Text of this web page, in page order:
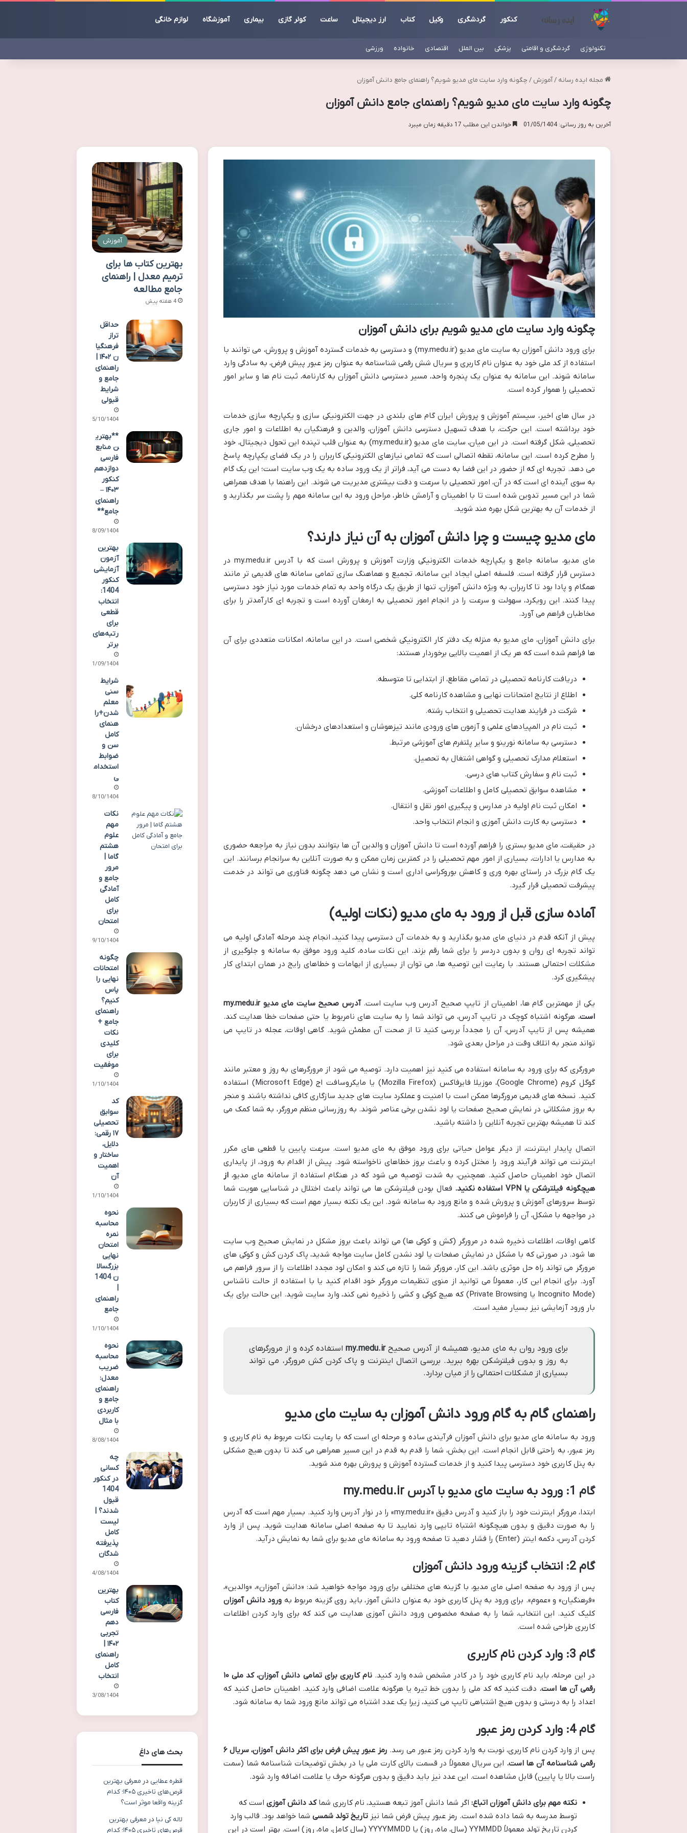
کنکور گردشگری وکیل کتاب ارز دیجیتال ساعت کولر گازی بیماری آموزشگاه لوازم خانگی
تکنولوژی گردشگری و اقامتی پزشکی بین الملل اقتصادی خانواده ورزشی
مجله ایده رسانه / آموزش / چگونه وارد سایت مای مدیو شویم؟ راهنمای جامع دانش آموزان
چگونه وارد سایت مای مدیو شویم؟ راهنمای جامع دانش آموزان
آخرین به روز رسانی: 01/05/1404 خواندن این مطلب 17 دقیقه زمان میبرد
چگونه وارد سایت مای مدیو شویم برای دانش آموزان
برای ورود دانش آموزان به سایت مای مدیو (my.medu.ir) و دسترسی به خدمات گسترده آموزش و پرورش، می توانند با
استفاده از کد ملی خود به عنوان نام کاربری و سریال شش رقمی شناسنامه به عنوان رمز عبور پیش فرض، به سادگی وارد
سامانه شوند. این سامانه به عنوان یک پنجره واحد، مسیر دسترسی دانش آموزان به کارنامه، ثبت نام ها و سایر امور
تحصیلی را هموار کرده است.
در سال های اخیر، سیستم آموزش و پرورش ایران گام های بلندی در جهت الکترونیکی سازی و یکپارچه سازی خدمات
خود برداشته است. این حرکت، با هدف تسهیل دسترسی دانش آموزان، والدین و فرهنگیان به اطلاعات و امور جاری
تحصیلی، شکل گرفته است. در این میان، سایت مای مدیو (my.medu.ir) به عنوان قلب تپنده این تحول دیجیتال، خود
را مطرح کرده است. این سامانه، نقطه اتصالی است که تمامی نیازهای الکترونیکی کاربران را در یک فضای یکپارچه پاسخ
می دهد. تجربه ای که از حضور در این فضا به دست می آید، فراتر از یک ورود ساده به یک وب سایت است؛ این یک گام
به سوی آینده ای است که در آن، امور تحصیلی با سرعت و دقت بیشتری مدیریت می شوند. این راهنما با هدف همراهی
شما در این مسیر تدوین شده است تا با اطمینان و آرامش خاطر، مراحل ورود به این سامانه مهم را پشت سر بگذارید و
از خدمات آن به بهترین شکل بهره مند شوید.
مای مدیو چیست و چرا دانش آموزان به آن نیاز دارند؟
مای مدیو، سامانه جامع و یکپارچه خدمات الکترونیکی وزارت آموزش و پرورش است که با آدرس my.medu.ir در
دسترس قرار گرفته است. فلسفه اصلی ایجاد این سامانه، تجمیع و هماهنگ سازی تمامی سامانه های قدیمی تر مانند
همگام و پادا بود تا کاربران، به ویژه دانش آموزان، تنها از طریق یک درگاه واحد به تمام خدمات مورد نیاز خود دسترسی
پیدا کنند. این رویکرد، سهولت و سرعت را در انجام امور تحصیلی به ارمغان آورده است و تجربه ای کارآمدتر را برای
مخاطبان فراهم می آورد.
برای دانش آموزان، مای مدیو به منزله یک دفتر کار الکترونیکی شخصی است. در این سامانه، امکانات متعددی برای آن
ها فراهم شده است که هر یک از اهمیت بالایی برخوردار هستند:
دریافت کارنامه تحصیلی در تمامی مقاطع، از ابتدایی تا متوسطه.
اطلاع از نتایج امتحانات نهایی و مشاهده کارنامه کلی.
شرکت در فرایند هدایت تحصیلی و انتخاب رشته.
ثبت نام در المپیادهای علمی و آزمون های ورودی مانند تیزهوشان و استعدادهای درخشان.
دسترسی به سامانه نورینو و سایر پلتفرم های آموزشی مرتبط.
استعلام مدارک تحصیلی و گواهی اشتغال به تحصیل.
ثبت نام و سفارش کتاب های درسی.
مشاهده سوابق تحصیلی کامل و اطلاعات آموزشی.
امکان ثبت نام اولیه در مدارس و پیگیری امور نقل و انتقال.
دسترسی به کارت دانش آموزی و انجام انتخاب واحد.
در حقیقت، مای مدیو بستری را فراهم آورده است تا دانش آموزان و والدین آن ها بتوانند بدون نیاز به مراجعه حضوری
به مدارس یا ادارات، بسیاری از امور مهم تحصیلی را در کمترین زمان ممکن و به صورت آنلاین به سرانجام برسانند. این
یک گام بزرگ در راستای بهره وری و کاهش بوروکراسی اداری است و نشان می دهد چگونه فناوری می تواند در خدمت
پیشرفت تحصیلی قرار گیرد.
آماده سازی قبل از ورود به مای مدیو (نکات اولیه)
پیش از آنکه قدم در دنیای مای مدیو بگذارید و به خدمات آن دسترسی پیدا کنید، انجام چند مرحله آمادگی اولیه می
تواند تجربه ای روان و بدون دردسر را برای شما رقم بزند. این نکات ساده، کلید ورود موفق به سامانه و جلوگیری از
مشکلات احتمالی هستند. با رعایت این توصیه ها، می توان از بسیاری از ابهامات و خطاهای رایج در همان ابتدای کار
پیشگیری کرد.
یکی از مهمترین گام ها، اطمینان از تایپ صحیح آدرس وب سایت است.
آدرس صحیح سایت مای مدیو my.medu.ir
است. هرگونه اشتباه کوچک در تایپ آدرس، می تواند شما را به سایت های نامربوط یا حتی صفحات خطا هدایت کند.
همیشه پس از تایپ آدرس، آن را مجدداً بررسی کنید تا از صحت آن مطمئن شوید. گاهی اوقات، عجله در تایپ می
تواند منجر به اتلاف وقت در مراحل بعدی شود.
مرورگری که برای ورود به سامانه استفاده می کنید نیز اهمیت دارد. توصیه می شود از مرورگرهای به روز و معتبر مانند
گوگل کروم (Google Chrome)، موزیلا فایرفاکس (Mozilla Firefox) یا مایکروسافت اج (Microsoft Edge) استفاده
کنید. نسخه های قدیمی مرورگرها ممکن است با امنیت و عملکرد سایت های جدید سازگاری کافی نداشته باشند و منجر
به بروز مشکلاتی در نمایش صحیح صفحات یا لود نشدن برخی عناصر شوند. به روزرسانی منظم مرورگر، به شما کمک می
کند تا همیشه بهترین تجربه آنلاین را داشته باشید.
اتصال پایدار اینترنت، از دیگر عوامل حیاتی برای ورود موفق به مای مدیو است. سرعت پایین یا قطعی های مکرر
اینترنت می تواند فرآیند ورود را مختل کرده و باعث بروز خطاهای ناخواسته شود. پیش از اقدام به ورود، از پایداری
اتصال خود اطمینان حاصل کنید. همچنین، به شدت توصیه می شود که در هنگام استفاده از سامانه مای مدیو، از
هیچگونه فیلترشکن یا VPN استفاده نکنید.
فعال بودن فیلترشکن ها می تواند باعث اختلال در شناسایی هویت شما
توسط سرورهای آموزش و پرورش شده و مانع ورود به سامانه شود. این یک نکته بسیار مهم است که بسیاری از کاربران
در مواجهه با مشکل، آن را فراموش می کنند.
گاهی اوقات، اطلاعات ذخیره شده در مرورگر (کش و کوکی ها) می تواند باعث بروز مشکل در نمایش صحیح وب سایت
ها شود. در صورتی که با مشکل در نمایش صفحات یا لود نشدن کامل سایت مواجه شدید، پاک کردن کش و کوکی های
مرورگر می تواند راه حل موثری باشد. این کار، مرورگر شما را تازه می کند و امکان لود مجدد اطلاعات را از سرور فراهم می
آورد. برای انجام این کار، معمولاً می توانید از منوی تنظیمات مرورگر خود اقدام کنید یا با استفاده از حالت ناشناس
(Incognito Mode یا Private Browsing) که هیچ کوکی و کشی را ذخیره نمی کند، وارد سایت شوید. این حالت برای یک
بار ورود آزمایشی نیز بسیار مفید است.
برای ورود روان به مای مدیو، همیشه از آدرس صحیحmy.medu.irاستفاده کرده و از مرورگرهای
به روز و بدون فیلترشکن بهره ببرید. بررسی اتصال اینترنت و پاک کردن کش مرورگر، می تواند
بسیاری از مشکلات احتمالی را از میان بردارد.
راهنمای گام به گام ورود دانش آموزان به سایت مای مدیو
ورود به سامانه مای مدیو برای دانش آموزان فرآیندی ساده و مرحله ای است که با رعایت نکات مربوط به نام کاربری و
رمز عبور، به راحتی قابل انجام است. این بخش، شما را قدم به قدم در این مسیر همراهی می کند تا بدون هیچ مشکلی
به پنل کاربری خود دسترسی پیدا کنید و از خدمات گسترده آموزش و پرورش بهره مند شوید.
گام 1: ورود به سایت مای مدیو با آدرس my.medu.ir
ابتدا، مرورگر اینترنت خود را باز کنید و آدرس دقیق «my.medu.ir» را در نوار آدرس وارد کنید. بسیار مهم است که آدرس
را به صورت دقیق و بدون هیچگونه اشتباه تایپی وارد نمایید تا به صفحه اصلی سامانه هدایت شوید. پس از وارد
کردن آدرس، دکمه اینتر (Enter) را فشار دهید تا صفحه ورود به سامانه مای مدیو برای شما به نمایش درآید.
گام 2: انتخاب گزینه ورود دانش آموزان
پس از ورود به صفحه اصلی مای مدیو، با گزینه های مختلفی برای ورود مواجه خواهید شد: «دانش آموزان»، «والدین»،
«فرهنگیان» و «عموم». برای ورود به پنل کاربری خود به عنوان دانش آموز، باید روی گزینه مربوط به ورود دانش آموزان
کلیک کنید. این انتخاب، شما را به صفحه مخصوص ورود دانش آموزی هدایت می کند که برای وارد کردن اطلاعات
کاربری طراحی شده است.
گام 3: وارد کردن نام کاربری
در این مرحله، باید نام کاربری خود را در کادر مشخص شده وارد کنید.
نام کاربری برای تمامی دانش آموزان، کد ملی ۱۰
رقمی آن ها است. دقت کنید که کد ملی را بدون خط تیره یا هرگونه علامت اضافی وارد کنید. اطمینان حاصل کنید که
اعداد را به درستی و بدون هیچ اشتباهی تایپ می کنید، زیرا یک عدد اشتباه می تواند مانع ورود شما به سامانه شود.
گام 4: وارد کردن رمز عبور
پس از وارد کردن نام کاربری، نوبت به وارد کردن رمز عبور می رسد.
رمز عبور پیش فرض برای اکثر دانش آموزان، سریال ۶
رقمی شناسنامه آن ها است. این سریال معمولاً در قسمت بالای کارت ملی یا در بخش توضیحات شناسنامه شما (سمت
راست بالا یا پایین) قابل مشاهده است. این عدد نیز باید دقیق و بدون هرگونه حرف یا علامت اضافه وارد شود.
نکته مهم برای دانش آموزان اتباع: اگر شما دانش آموز تبعه هستید، نام کاربری شماکد دانش آموزی است که
توسط مدرسه به شما داده شده است. رمز عبور پیش فرض شما نیزتاریخ تولد شمسی شما خواهد بود. قالب وارد
کردن تاریخ تولد معمولاً YYMMDD (سال، ماه، روز) یا YYYYMMDD (سال کامل، ماه، روز) است. بهتر است در این
آموزش
بهترین کتاب ها برای
ترمیم معدل | راهنمای
جامع مطالعه
4 هفته پیش
حداقل
تراز
فرهنگیا
ن ۱۴۰۲ |
راهنمای
جامع و
شرایط
قبولی
15/10/1404
**بهتری
ن منابع
فارسی
دوازدهم
کنکور
۱۴۰۳ –
راهنمای
جامع**
28/09/1404
بهترین
آزمون
آزمایشی
کنکور
1404:
انتخاب
قطعی
برای
رتبه‌های
برتر
21/09/1404
شرایط
سنی
معلم
شدن+را
هنمای
کامل
سن و
ضوابط
استخدام
ی
08/10/1404
نکات
مهم
علوم
هشتم
گاما |
مرور
جامع و
آمادگی
کامل
برای
امتحان
09/10/1404
چگونه
امتحانات
نهایی را
پاس
کنیم؟
راهنمای
جامع +
نکات
کلیدی
برای
موفقیت
11/10/1404
کد
سوابق
تحصیلی
۱۷ رقمی:
دلایل،
ساختار و
اهمیت
آن
11/10/1404
نحوه
محاسبه
نمره
امتحان
نهایی
بزرگسالا
ن 1404
راهنمای
جامع
11/10/1404
نحوه
محاسبه
ضریب
معدل:
راهنمای
جامع و
کاربردی
با مثال
18/08/1404
چه
کسانی
در کنکور
1404
قبول
شدند؟ |
لیست
کامل
پذیرفته
شدگان
14/08/1404
بهترین
کتاب
فارسی
دهم
تجربی
۱۴۰۲ |
راهنمای
کامل
انتخاب
13/08/1404
بحث های داغ
قطره عطایی در معرفی بهترین
قرص‌های تاخیری ۱۴۰۵؛ کدام
گزینه واقعا موثر است؟
لاله کی نیا در معرفی بهترین
قرص‌های تاخیری ۱۴۰۵؛ کدام